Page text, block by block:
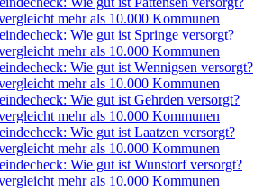
mehr als 10.000 Kommunen
Wie gut ist Springe versorgt?
mehr als 10.000 Kommunen
Wie gut ist Wennigsen versorgt?
mehr als 10.000 Kommunen
Wie gut ist Gehrden versorgt?
mehr als 10.000 Kommunen
Wie gut ist Laatzen versorgt?
mehr als 10.000 Kommunen
Wie gut ist Wunstorf versorgt?
mehr als 10.000 Kommunen